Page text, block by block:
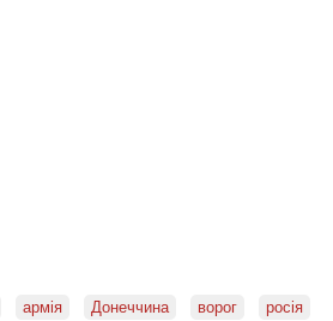
армія Донеччина ворог
росія